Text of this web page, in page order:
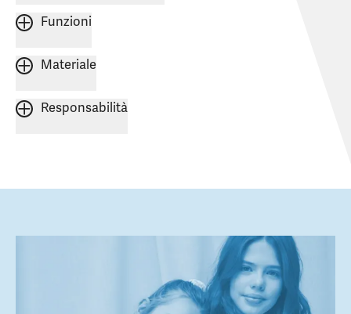
Funzioni
Materiale
Responsabilità